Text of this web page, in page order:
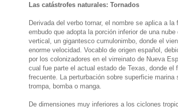
Las catástrofes naturales: Tornados
Derivada del verbo tornar, el nombre se aplica a la
embudo que adopta la porción inferior de una
vertical, un gigantesco cumulonimbo, donde el
enorme velocidad. Vocablo de origen español,
por los colonizadores en el virreinato de Nueva
cual fue parte el actual estado de Texas, donde el
frecuente. La perturbación sobre superficie marina
trompa, bomba o manga.
De dimensiones muy inferiores a los ciclones